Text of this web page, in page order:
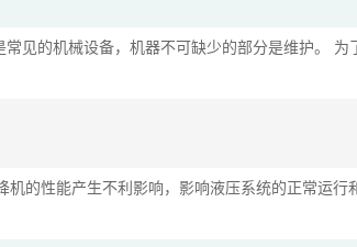
见的机械设备，机器不可缺少的部分是维护。
的性能产生不利影响，影响液压系统的正常运